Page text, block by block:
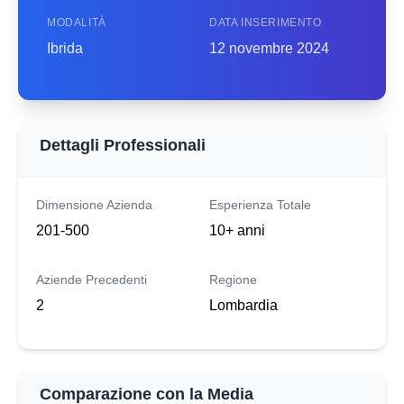
MODALITÀ
Ibrida
DATA INSERIMENTO
12 novembre 2024
Dettagli Professionali
Dimensione Azienda
201-500
Esperienza Totale
10+ anni
Aziende Precedenti
2
Regione
Lombardia
Comparazione con la Media